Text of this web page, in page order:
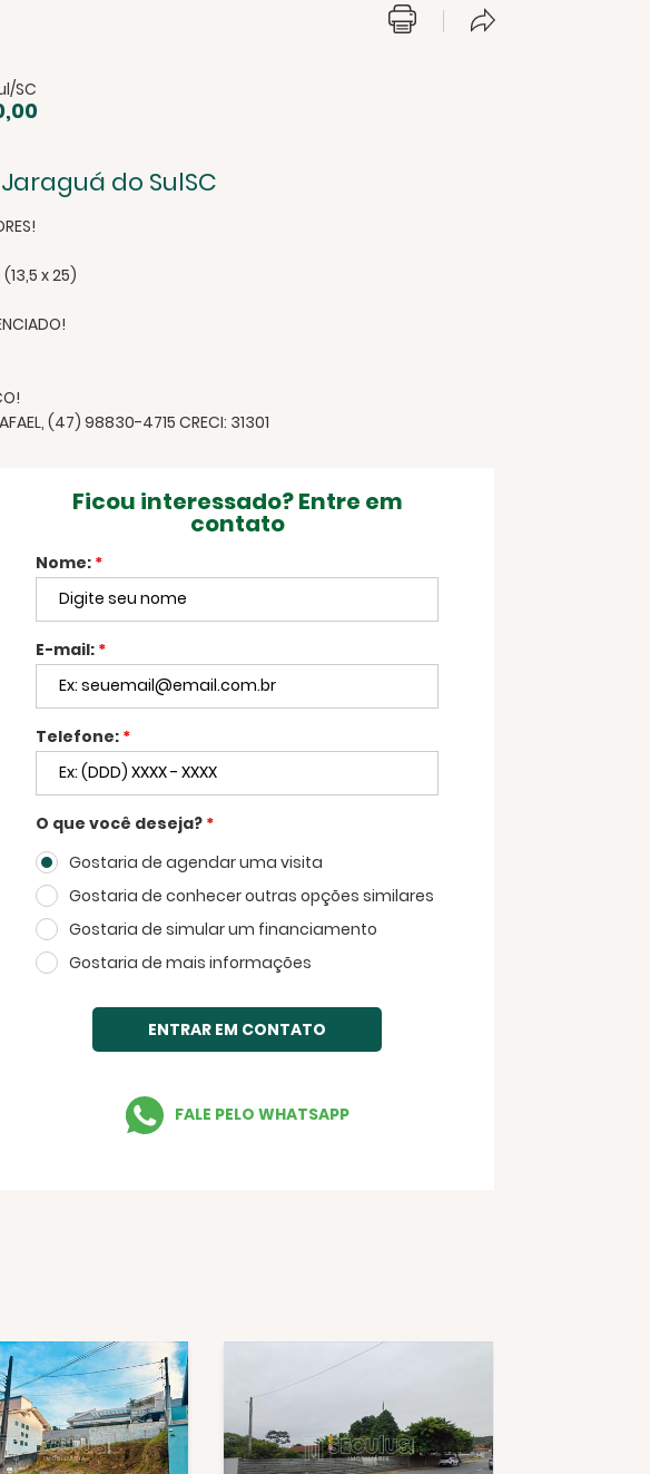
SC
do SulSC
(13,5 x 25)
(47) 98830-4715 CRECI: 31301
Ficou interessado? Entre em
contato
Nome: *
E-mail: *
Telefone: *
O que você deseja? *
Gostaria de agendar uma visita
Gostaria de conhecer outras opções similares
Gostaria de simular um financiamento
Gostaria de mais informações
ENTRAR EM CONTATO
FALE PELO WHATSAPP
Voltar